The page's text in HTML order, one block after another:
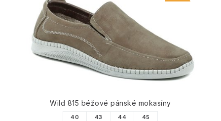
Wild 815 béžové pánské mokasíny
40 43 44 45